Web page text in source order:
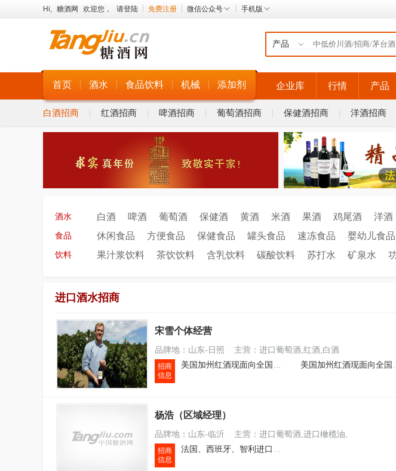
Hi, 糖酒网 欢迎您， 请登陆 免费注册 微信公众号 手机版
进口酒水招商
首页 酒水 食品饮料 机械 添加剂 企业库 行情 产品
白酒招商 红酒招商 啤酒招商 葡萄酒招商 保健酒招商 洋酒招商
酒水 白酒 啤酒 葡萄酒 保健酒 黄酒 米酒 果酒 鸡尾酒 洋酒
食品 休闲食品 方便食品 保健食品 罐头食品 速冻食品 婴幼儿食品
饮料 果汁浆饮料 茶饮饮料 含乳饮料 碳酸饮料 苏打水 矿泉水
进口酒水招商
宋雪个体经营
品牌地：山东-日照 主营：进口葡萄酒,红酒,白酒
招商
信息
杨浩（区域经理）
品牌地：山东-临沂 主营：进口葡萄酒,进口橄榄油,
招商
信息